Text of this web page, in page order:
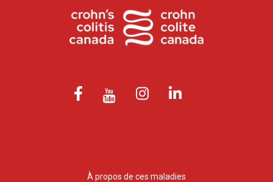
À propos de ces maladies